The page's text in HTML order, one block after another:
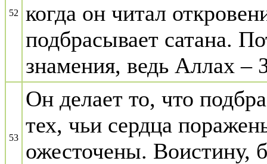
52
когда он читал
подбрасывает сатана.
знамения, ведь Аллах
53
Он делает то, что
тех, чьи сердца
ожесточены. Воистину,